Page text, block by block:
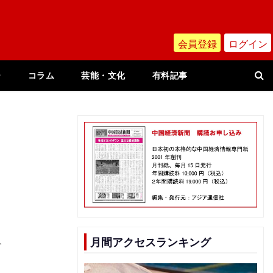
会員登録 ログイン
コラム 芸能・文化 有料記事
月間アクセスランキング